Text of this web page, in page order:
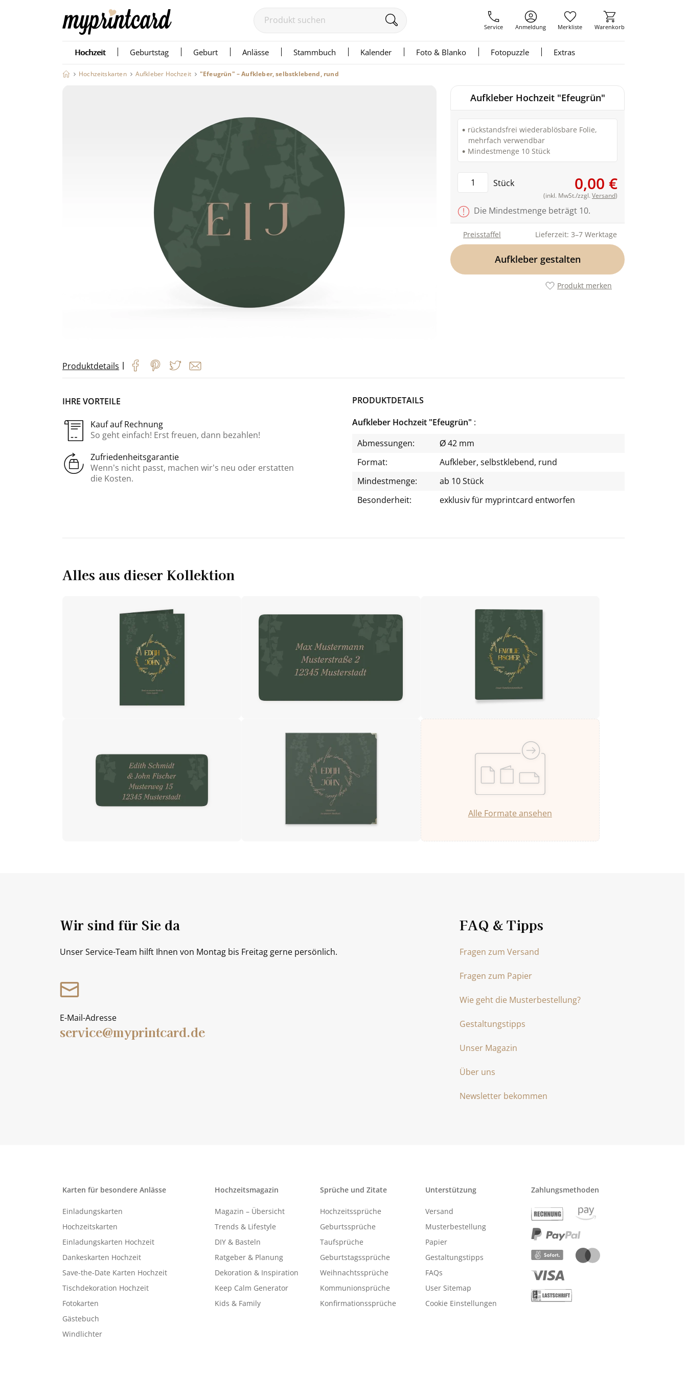
Service Anmeldung Merkliste Warenkorb
Hochzeit Geburtstag Geburt Anlässe Stammbuch Kalender Foto & Blanko Fotopuzzle Extras
Hochzeitskarten Aufkleber Hochzeit "Efeugrün" – Aufkleber, selbstklebend, rund
Aufkleber Hochzeit "Efeugrün"
rückstandsfrei wiederablösbare Folie,
mehrfach verwendbar
Mindestmenge 10 Stück
Stück 0,00 €
(inkl. MwSt./zzgl. Versand)
Die Mindestmenge beträgt 10.
Lieferzeit: 3–7 Werktage
Preisstaffel
Aufkleber gestalten
Produkt merken
Produktdetails |
IHRE VORTEILE
Kauf auf Rechnung
So geht einfach! Erst freuen, dann bezahlen!
Zufriedenheitsgarantie
Wenn’s nicht passt, machen wir’s neu oder erstatten
die Kosten.
PRODUKTDETAILS
Aufkleber Hochzeit "Efeugrün"
Abmessungen:
Ø 42 mm
Format:
Aufkleber, selbstklebend, rund
Mindestmenge:
ab 10 Stück
Besonderheit:
exklusiv für myprintcard entworfen
Alles aus dieser Kollektion
Alle Formate ansehen
FAQ & Tipps
Fragen zum Versand
Fragen zum Papier
Wie geht die Musterbestellung?
Gestaltungstipps
Unser Magazin
Über uns
Newsletter bekommen
Wir sind für Sie da
Unser Service-Team hilft Ihnen von Montag bis Freitag gerne persönlich.
E-Mail-Adresse
service@myprintcard.de
Karten für besondere Anlässe
Einladungskarten
Hochzeitskarten
Einladungskarten Hochzeit
Dankeskarten Hochzeit
Save-the-Date Karten Hochzeit
Tischdekoration Hochzeit
Fotokarten
Gästebuch
Windlichter
Hochzeitsmagazin
Magazin – Übersicht
Trends & Lifestyle
DIY & Basteln
Ratgeber & Planung
Dekoration & Inspiration
Keep Calm Generator
Kids & Family
Sprüche und Zitate
Hochzeitssprüche
Geburtssprüche
Taufsprüche
Geburtstagssprüche
Weihnachtssprüche
Kommunionsprüche
Konfirmationssprüche
Unterstützung
Versand
Musterbestellung
Papier
Gestaltungstipps
FAQs
User Sitemap
Cookie Einstellungen
Zahlungsmethoden